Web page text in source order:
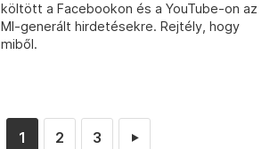
költött a Facebookon és a YouTube-on az
MI-generált hirdetésekre. Rejtély, hogy
miből.
1 2 3 ►